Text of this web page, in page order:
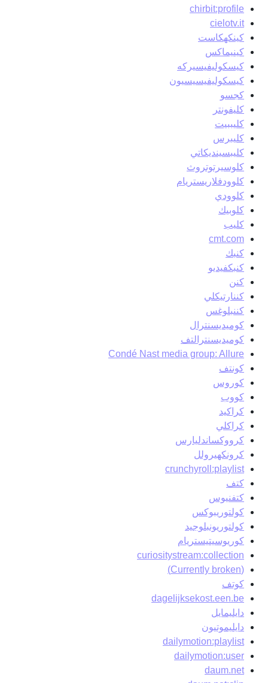
chirbit:profile
cielotv.it
كينكهكاست
كينيماكس
كيسكوليفيسيركه
كيسكوليفيسيسيون
كجسو
كليفونتر
كليببيت
كليبرس
كليبسينديكاتي
كلوسيرتوتروث
كلوودفلاريستريام
كلوودي
كلوبيك
كليب
cmt.com
كنبك
كنبكفيديو
كنن
كننارتيكلي
كننبلوغس
كوميديسنترال
كوميديسنترالتف
Condé Nast media group: Allure
كونتف
كوروس
كووب
كراكيد
كراكلي
كرووكساندليارس
كرونكهيرولل
crunchyroll:playlist
كتف
كتفنيوس
كولتوريبوكس
كولتوريونبلوجيد
كوريوسيتيستريام
curiositystream:collection
(Currently broken)
كوتف
dagelijksekost.een.be
دايليمايل
دايليموتيون
dailymotion:playlist
dailymotion:user
daum.net